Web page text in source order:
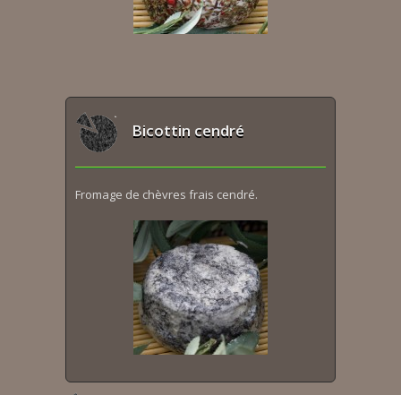
Bicottin cendré
Fromage de chèvres frais cendré.